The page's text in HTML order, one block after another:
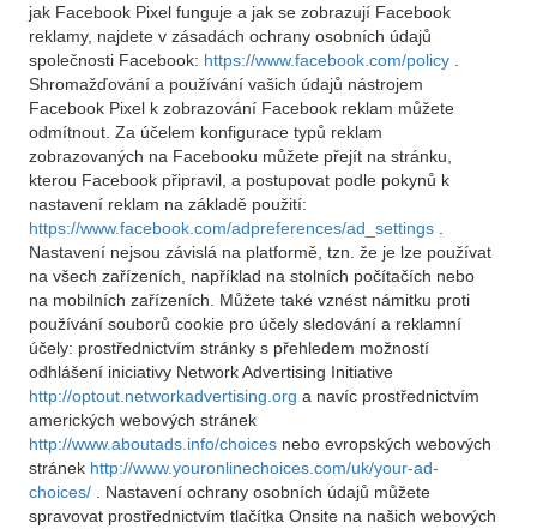
jak Facebook Pixel funguje a jak se zobrazují Facebook
reklamy, najdete v zásadách ochrany osobních údajů
společnosti Facebook: https://www.facebook.com/policy
Shromažďování a používání vašich údajů nástrojem
Facebook Pixel k zobrazování Facebook reklam můžete
odmítnout. Za účelem konfigurace typů reklam
zobrazovaných na Facebooku můžete přejít na stránku,
kterou Facebook připravil, a postupovat podle pokynů k
nastavení reklam na základě použití:
https://www.facebook.com/adpreferences/ad_settings
Nastavení nejsou závislá na platformě, tzn. že je lze používat
na všech zařízeních, například na stolních počítačích nebo
na mobilních zařízeních. Můžete také vznést námitku proti
používání souborů cookie pro účely sledování a reklamní
účely: prostřednictvím stránky s přehledem možností
odhlášení iniciativy Network Advertising Initiative
http://optout.networkadvertising.org a navíc prostřednictvím
amerických webových stránek
http://www.aboutads.info/choices nebo evropských webových
stránek http://www.youronlinechoices.com/uk/your-ad-
choices/
. Nastavení ochrany osobních údajů můžete
spravovat prostřednictvím tlačítka Onsite na našich webových